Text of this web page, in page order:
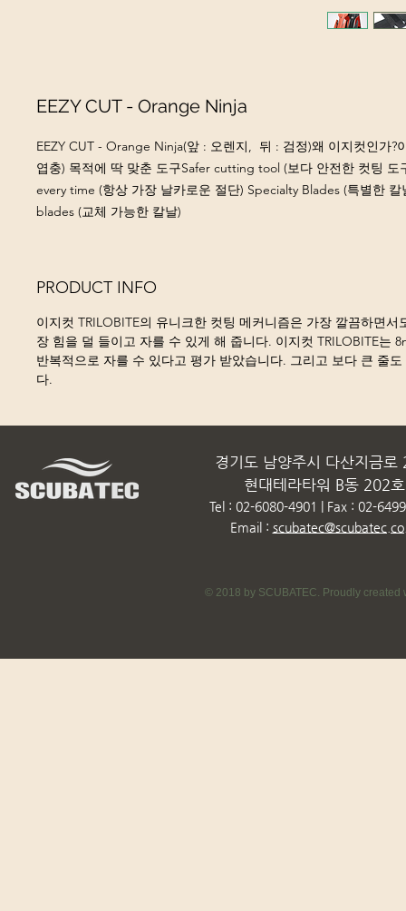
EEZY CUT - Orange Ninja
EEZY CUT - Orange Ninja(앞 : 오렌지,  뒤 : 검정)왜 이지컷인가?
엽충) 목적에 딱 맞춘 도구Safer cutting tool (보다 안전한 컷팅 도
every time (항상 가장 날카로운 절단) Specialty Blades (특별한
blades (교체 가능한 칼날)
PRODUCT INFO
이지컷 TRILOBITE의 유니크한 컷팅 메커니즘은 가장 깔끔하면서
장 힘을 덜 들이고 자를 수 있게 해 줍니다. 이지컷 TRILOBITE는
반복적으로 자를 수 있다고 평가 받았습니다. 그리고 보다 큰 줄
다.
경기도 남양주시 다산지금로
현대테라타워 B동 202호
Tel : 02-6080-4901 | Fax : 02-
Email :
© 2018 by SCUBATEC. Proudly created